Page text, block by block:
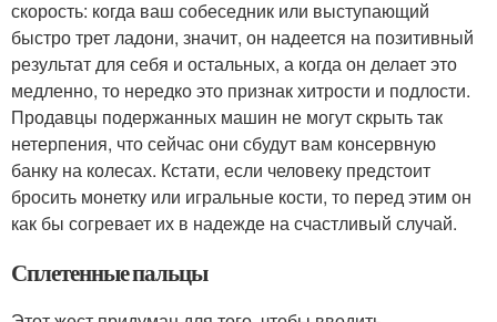
скорость: когда ваш собеседник или выступающий
быстро трет ладони, значит, он надеется на позитивный
результат для себя и остальных, а когда он делает это
медленно, то нередко это признак хитрости и подлости.
Продавцы подержанных машин не могут скрыть так
нетерпения, что сейчас они сбудут вам консервную
банку на колесах. Кстати, если человеку предстоит
бросить монетку или игральные кости, то перед этим он
как бы согревает их в надежде на счастливый случай.
Сплетенные пальцы